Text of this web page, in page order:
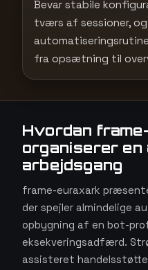
Bevar stabile
tværs af sessioner,
fra opsætning til
Hvordan
organiserer
arbejdsgang
frame-euraxark
der spejler almindelige
opbygning af en bot-
eksekveringsadfærd.
assisteret